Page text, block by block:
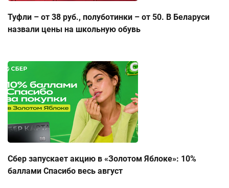
Туфли – от 38 руб., полуботинки – от 50. В Беларуси
назвали цены на школьную обувь
Сбер запускает акцию в «Золотом Яблоке»: 10%
баллами Спасибо весь август